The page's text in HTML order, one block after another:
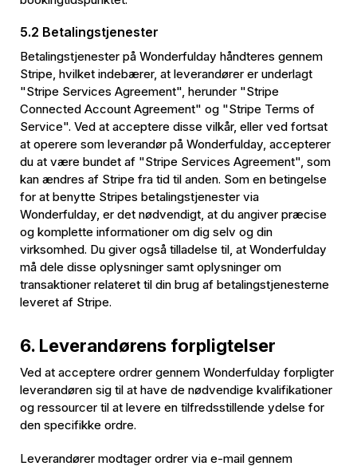
5.2 Betalingstjenester
Betalingstjenester på Wonderfulday håndteres gennem
Stripe, hvilket indebærer, at leverandører er underlagt
"Stripe Services Agreement", herunder "Stripe
Connected Account Agreement" og "Stripe Terms of
Service". Ved at acceptere disse vilkår, eller ved fortsat
at operere som leverandør på Wonderfulday, accepterer
du at være bundet af "Stripe Services Agreement", som
kan ændres af Stripe fra tid til anden. Som en betingelse
for at benytte Stripes betalingstjenester via
Wonderfulday, er det nødvendigt, at du angiver præcise
og komplette informationer om dig selv og din
virksomhed. Du giver også tilladelse til, at Wonderfulday
må dele disse oplysninger samt oplysninger om
transaktioner relateret til din brug af betalingstjenesterne
leveret af Stripe.
6. Leverandørens forpligtelser
Ved at acceptere ordrer gennem Wonderfulday forpligter
leverandøren sig til at have de nødvendige kvalifikationer
og ressourcer til at levere en tilfredsstillende ydelse for
den specifikke ordre.
Leverandører modtager ordrer via e-mail gennem